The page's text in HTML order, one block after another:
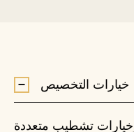
خيارات التخصيص
تشطيب متعددة